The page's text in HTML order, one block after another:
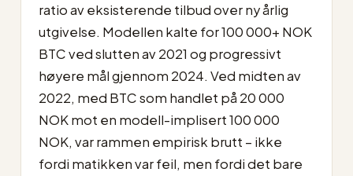
ratio av eksisterende tilbud over ny årlig
utgivelse. Modellen kalte for 100 000+ NOK
BTC ved slutten av 2021 og progressivt
høyere mål gjennom 2024. Ved midten av
2022, med BTC som handlet på 20 000
NOK mot en modell-implisert 100 000
NOK, var rammen empirisk brutt – ikke
fordi matikken var feil, men fordi det bare